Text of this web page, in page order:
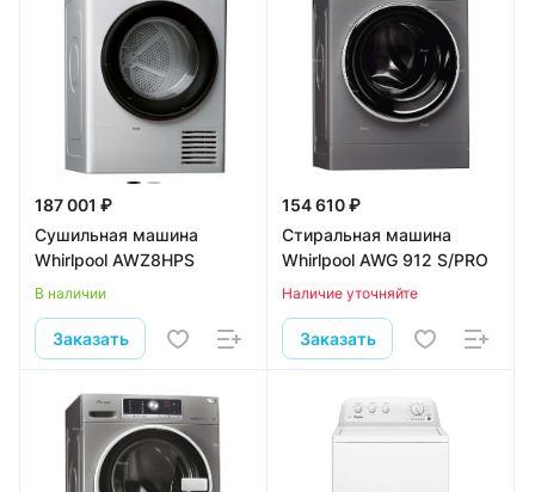
187 001 ₽
Сушильная машина
Whirlpool AWZ8HPS
В наличии
Заказать
154 610 ₽
Стиральная машина
Whirlpool AWG 912 S/PRO
Наличие уточняйте
Заказать